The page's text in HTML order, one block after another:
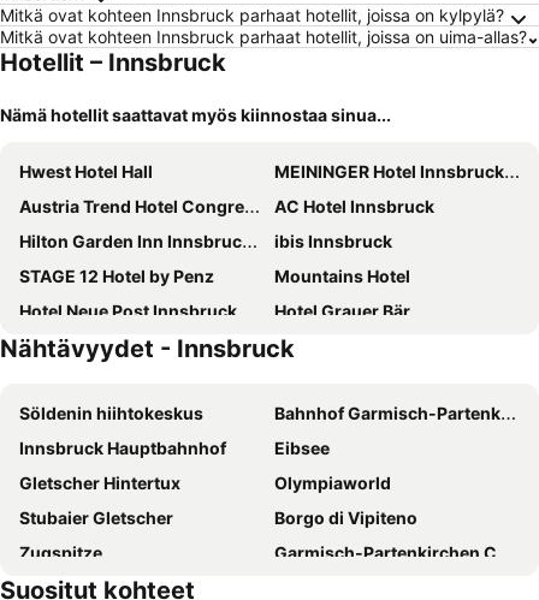
Mitkä ovat kohteen Innsbruck parhaat hotellit, joissa on kylpylä?
Mitkä ovat kohteen Innsbruck parhaat hotellit, joissa on uima-allas?
Hotellit – Innsbruck
Nämä hotellit saattavat myös kiinnostaa sinua...
Hwest Hotel Hall
MEININGER Hotel Innsbruck Zentrum
Austria Trend Hotel Congress Innsbruck
AC Hotel Innsbruck
Hilton Garden Inn Innsbruck Tivoli
ibis Innsbruck
STAGE 12 Hotel by Penz
Mountains Hotel
Hotel Neue Post Innsbruck
Hotel Grauer Bär
Das Kaltschmid
Hotel Goldene Krone Innsbruck
Hotel Central
Hotel Sailer
Motel One Innsbruck
Hotel Maximilian Stadthaus Penz
Alphotel Innsbruck
Penz Hotel West
Hotel Schwarzer Adler Innsbruck
Hotel Gruberhof
Batzenhäusl
Adlers Hotel
Hotel Das Innsbruck
Nähtävyydet - Innsbruck
Söldenin hiihtokeskus
Bahnhof Garmisch-Partenkirchen
Innsbruck Hauptbahnhof
Eibsee
Gletscher Hintertux
Olympiaworld
Stubaier Gletscher
Borgo di Vipiteno
Zugspitze
Garmisch-Partenkirchen Casino
Skigebiet Kühtai
Suositut kohteet